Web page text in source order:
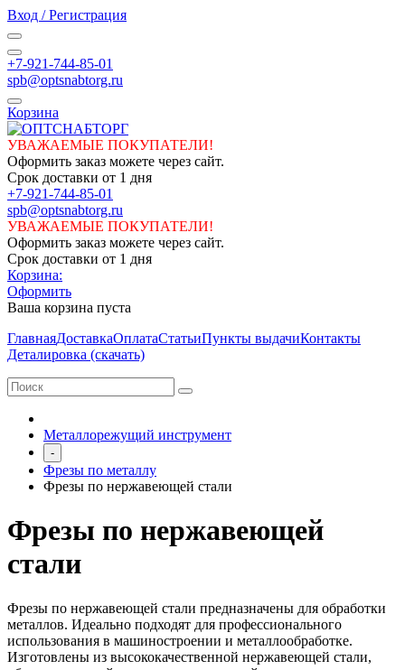
Вход / Регистрация
+7-921-744-85-01
spb@optsnabtorg.ru
Корзина
УВАЖАЕМЫЕ ПОКУПАТЕЛИ!
Оформить заказ можете через сайт.
Срок доставки от 1 дня
+7-921-744-85-01
spb@optsnabtorg.ru
УВАЖАЕМЫЕ ПОКУПАТЕЛИ!
Оформить заказ можете через сайт.
Срок доставки от 1 дня
Корзина:
Оформить
Ваша корзина пуста
ГлавнаяДоставкаОплатаСтатьиПункты выдачиКонтакты
Деталировка (скачать)
Металлорежущий инструмент
-
Фрезы по металлу
Фрезы по нержавеющей стали
Фрезы по нержавеющей
стали
Фрезы по нержавеющей стали предназначены для обработки
металлов. Идеально подходят для профессионального
использования в машиностроении и металлообработке.
Изготовлены из высококачественной нержавеющей стали,